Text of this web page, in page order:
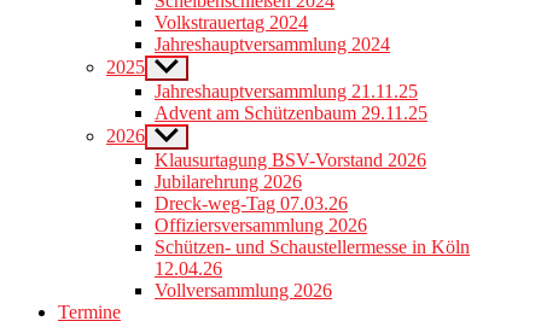
menu
Volkstrauertag 2024
Jahreshauptversammlung 2024
2025 Show
sub
menu
Jahreshauptversammlung 21.11.25
Advent am Schützenbaum 29.11.25
2026 Show
sub
menu
Klausurtagung BSV-Vorstand 2026
Jubilarehrung 2026
Dreck-weg-Tag 07.03.26
Offiziersversammlung 2026
Schützen- und Schaustellermesse in Köln
12.04.26
Vollversammlung 2026
Termine